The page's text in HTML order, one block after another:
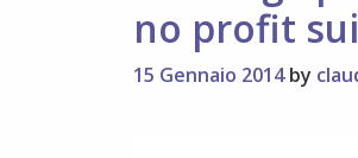
no profit
15 Gennaio 2014 by